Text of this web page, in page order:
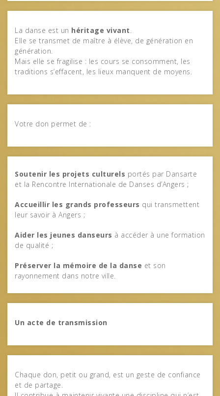
La danse est un héritage vivant
Elle se transmet de maître à élève, de génération en
génération.
Mais elle se fragilise : les cours se consomment, les
traditions s’effacent, les lieux manquent de moyens.
Votre don permet de :
Soutenir les projets culturels portés par Dansarte
et la Rencontre Internationale de Danses d’Angers ;
Accueillir les grands professeurs qui transmettent
leur savoir à Angers ;
Aider les jeunes danseurs à accéder à une formation
de qualité ;
Préserver la mémoire de la danse et son
rayonnement dans notre ville.
Un acte de transmission
Chaque don, petit ou grand, est un geste de confiance
et de partage.